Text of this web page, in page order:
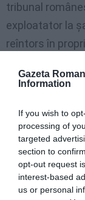
Gazeta
Information
If you wish to
processing of
targeted
section to
opt-out request
interest-based
us or personal
tribunal
exploatator la
reîntors în
prostituată.
Un caz comun
"Cazul său
psihologi de la
se îngrijeşte
deseori să fie